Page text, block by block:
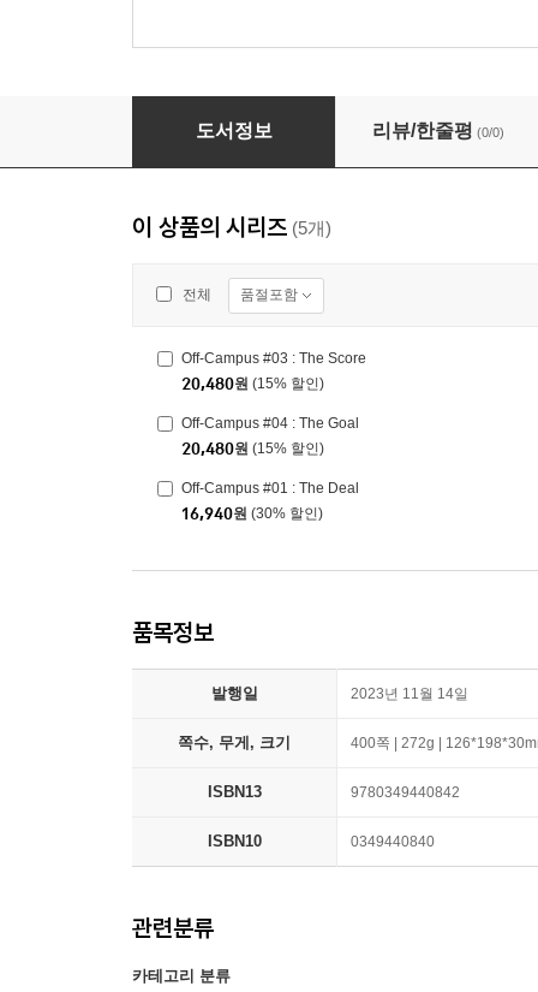
Off-Campus #01 : The Deal
도서정보 리뷰/한줄평 (0/0)
이 상품의 시리즈 (5개)
전체 품절포함
Off-Campus #03 : The Score
20,480원 (15% 할인)
Off-Campus #04 : The Goal
20,480원 (15% 할인)
Off-Campus #01 : The Deal
16,940원 (30% 할인)
품목정보
발행일 2023년 11월 14일
쪽수, 무게, 크기 400쪽 | 272g |
ISBN13 9780349440842
ISBN10 0349440840
관련분류
카테고리 분류